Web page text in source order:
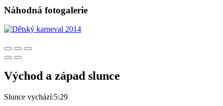
Náhodná fotogalerie
Východ a západ slunce
Slunce vychází:5:29